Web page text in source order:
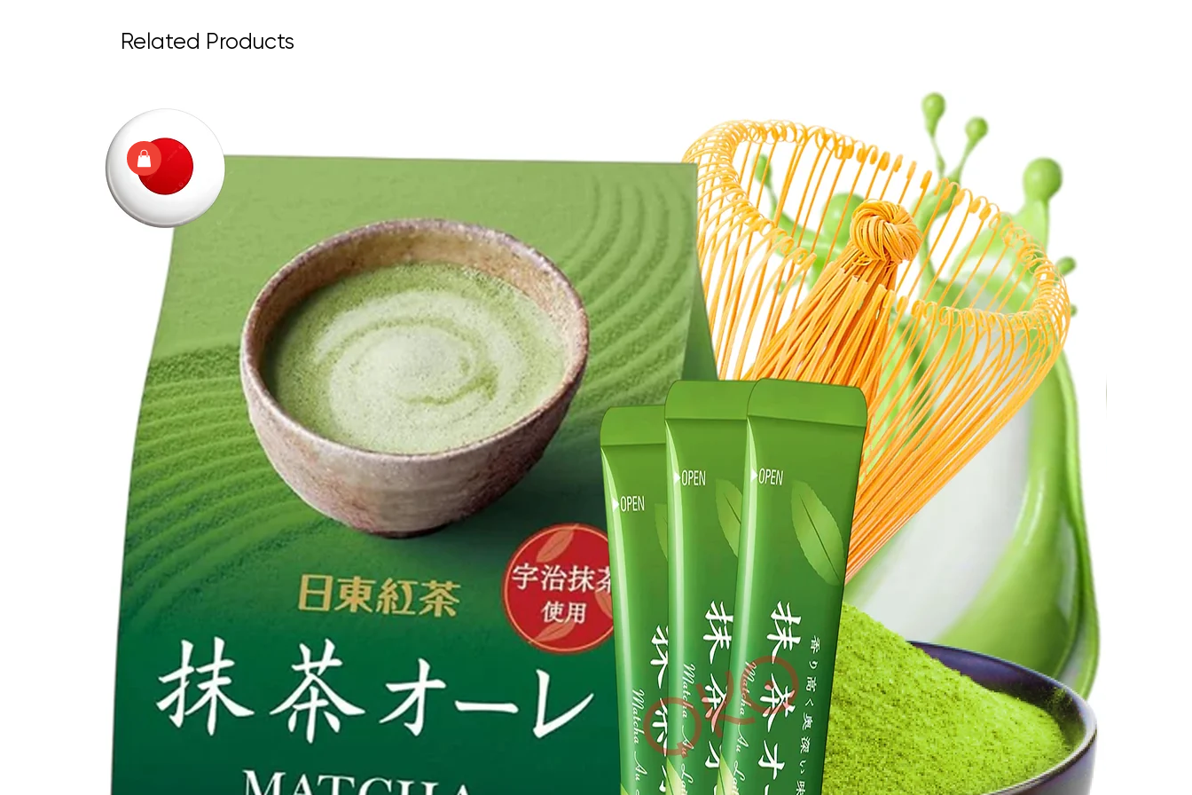
Allergen Information | معلومات مسببات
الحساسية:
Contains: None
لا يحتوي على أي من مسببات الحساسية
Manufactured by: Hishiwaen, Kanagawa,
Japan
Product of Japan
Store in a Cool and Dry Place
صُنع في: هيشيوان، كاناغاوا، اليابان
صُنع في اليابان
يُحفظ في مكان بارد وجاف
Related Products